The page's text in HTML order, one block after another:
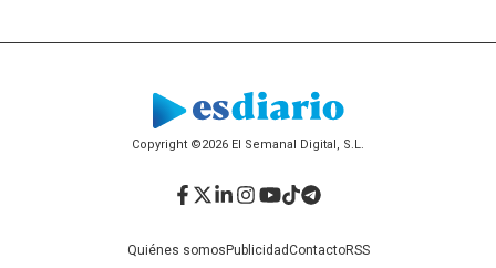
Copyright ©2026 El Semanal Digital, S.L.
Quiénes somos PublicidadContactoRSS
Facebook
Twitter
LinkedIn
Instagram
YouTube
TikTok
Telegram